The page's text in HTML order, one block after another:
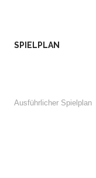
SPIELPLAN
Ausführlicher Spielplan